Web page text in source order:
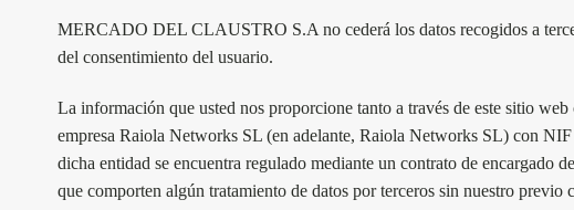
MERCADO DEL CLAUSTRO S.A no cederá los datos recogidos a
del consentimiento del usuario.
La información que usted nos proporcione tanto a través de este sitio
empresa Raiola Networks SL (en adelante, Raiola Networks SL) con
dicha entidad se encuentra regulado mediante un contrato de encargado
que comporten algún tratamiento de datos por terceros sin nuestro previo